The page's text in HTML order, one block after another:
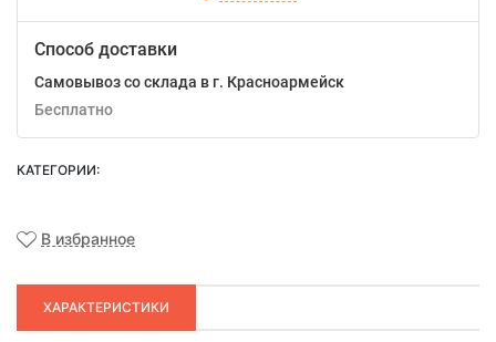
Способ доставки
Самовывоз со склада в г. Красноармейск
Бесплатно
КАТЕГОРИИ:
В избранное
ХАРАКТЕРИСТИКИ